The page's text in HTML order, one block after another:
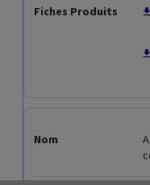
Adresses
Financement durable